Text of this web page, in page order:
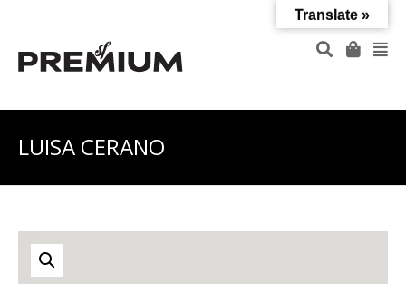
LUISA CERANO
Translate »